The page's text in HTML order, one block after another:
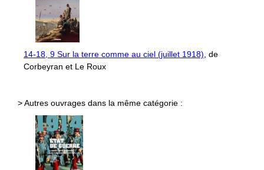
14-18, 9 Sur la terre comme au ciel (juillet 1918) , de
Corbeyran et Le Roux
> Autres ouvrages dans la même catégorie :